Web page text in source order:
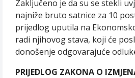
Zaključeno je da su se stekli
najniže bruto satnice za 10
prijedlog uputila na
radi njihovog stava, koji će
donošenje odgovarajuće
PRIJEDLOG ZAKONA O